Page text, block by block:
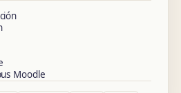
Moodle